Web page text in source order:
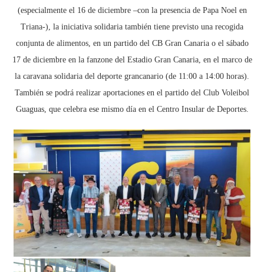
(especialmente el 16 de diciembre –con la presencia de Papa Noel en
Triana-), la iniciativa solidaria también tiene previsto una recogida
conjunta de alimentos, en un partido del CB Gran Canaria o el sábado
17 de diciembre en la fanzone del Estadio Gran Canaria, en el marco de
la caravana solidaria del deporte grancanario (de 11:00 a 14:00 horas).
También se podrá realizar aportaciones en el partido del Club Voleibol
Guaguas, que celebra ese mismo día en el Centro Insular de Deportes.